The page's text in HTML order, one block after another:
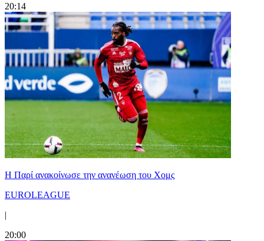
20:14
Η Παρί ανακοίνωσε την ανανέωση του Χομς
EUROLEAGUE
|
20:00